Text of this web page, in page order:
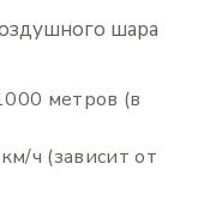
шара
метров (в
ч (зависит от